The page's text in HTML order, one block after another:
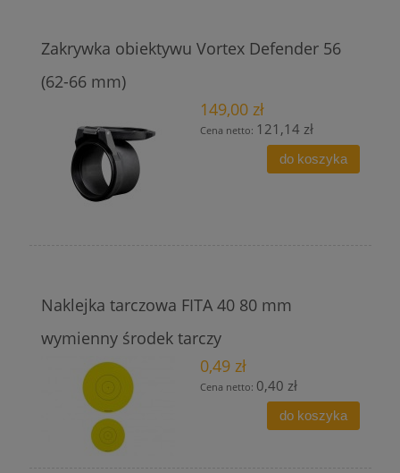
Zakrywka obiektywu Vortex Defender 56
(62-66 mm)
149,00 zł
Cena netto: 121,14 zł
do koszyka
Naklejka tarczowa FITA 40 80 mm
wymienny środek tarczy
0,49 zł
Cena netto: 0,40 zł
do koszyka